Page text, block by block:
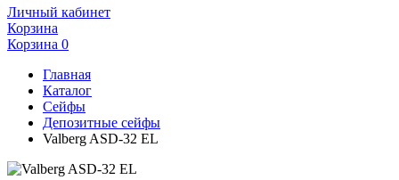
Личный кабинет
Корзина
Корзина 0
Главная
Каталог
Сейфы
Депозитные сейфы
Valberg ASD-32 EL